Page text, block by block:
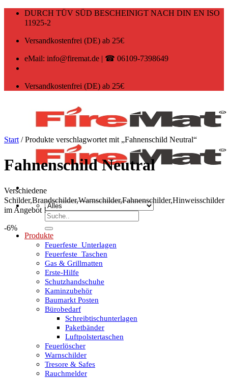
Zum
DURCH TÜV SÜD BESCHEINIGT NACH DIN EN ISO
11925-2
Versandkostenfrei (DE) ab 25€
eMail: info@firemat.de | ☎ 06109-7398649
Versandkostenfrei (DE) ab 25€
Suchen
nach:
Produkte
Feuerfeste_Unterlagen
Feuerfeste_Taschen
Gas & Grillmatten
Erste-Hilfe
Schutzhandschuhe
Kaminzubehör
Baumarkt Posten
Bürobedarf
Schreibtischunterlagen
Paketbänder
Luftpolstertaschen
Feuerlöscher
Warnschilder
Tresore & Safes
Rauchmelder
Start /Produkte verschlagwortet mit „Fahnenschild Neutral“
Fahnenschild Neutral
Verschiedene
Schilder,Brandschilder,Warnschilder,Fahnenschilder,Hinweisschilder
im Angebot !
-6%